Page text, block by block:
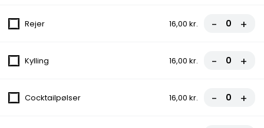
Icebergsalat, Tomat, Agurk, Ærter, Majs,
Løg
Icebergsalat, Tomat, Agurk, Ærter, Majs, Løg
Rejer 16,00 kr. - +
Kylling 16,00 kr. - +
Cocktailpølser 16,00 kr. - +